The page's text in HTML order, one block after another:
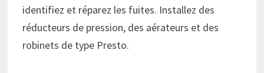
identifiez et réparez les fuites. Installez des
réducteurs de pression, des aérateurs et des
robinets de type Presto.